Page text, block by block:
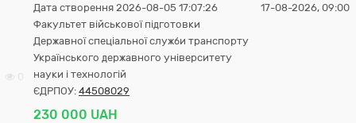
Дата створення 2026-08-05 17:07:26
Факультет військової підготовки
Державної спеціальної служби транспорту
Українського державного університету
науки і технологій
ЄДРПОУ: 44508029
230 000 UAH
17-08-2026, 09:00